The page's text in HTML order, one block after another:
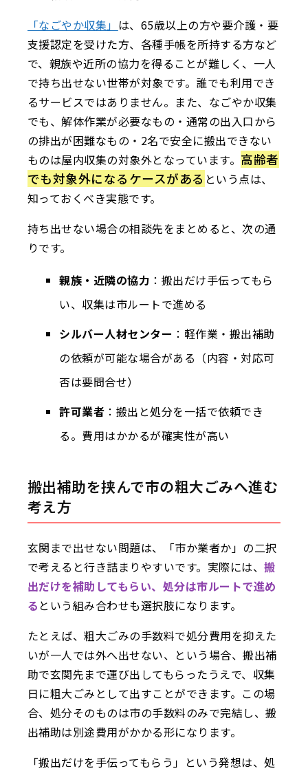
「なごやか収集」 は、65歳以上の方や要介護・要
支援認定を受けた方、各種手帳を所持する方など
で、親族や近所の協力を得ることが難しく、一人
で持ち出せない世帯が対象です。誰でも利用でき
るサービスではありません。また、なごやか収集
でも、解体作業が必要なもの・通常の出入口から
の排出が困難なもの・2名で安全に搬出できない
ものは屋内収集の対象外となっています。 高齢者
でも対象外になるケースがある という点は、
知っておくべき実態です。
持ち出せない場合の相談先をまとめると、次の通
りです。
親族・近隣の協力 ：搬出だけ手伝ってもら
い、収集は市ルートで進める
シルバー人材センター ：軽作業・搬出補助
の依頼が可能な場合がある（内容・対応可
否は要問合せ）
許可業者 ：搬出と処分を一括で依頼でき
る。費用はかかるが確実性が高い
搬出補助を挟んで市の粗大ごみへ進む
考え方
玄関まで出せない問題は、「市か業者か」の二択
で考えると行き詰まりやすいです。実際には、搬
出だけを補助してもらい、処分は市ルートで進め
る という組み合わせも選択肢になります。
たとえば、粗大ごみの手数料で処分費用を抑えた
いが一人では外へ出せない、という場合、搬出補
助で玄関先まで運び出してもらったうえで、収集
日に粗大ごみとして出すことができます。この場
合、処分そのものは市の手数料のみで完結し、搬
出補助は別途費用がかかる形になります。
「搬出だけを手伝ってもらう」という発想は、処